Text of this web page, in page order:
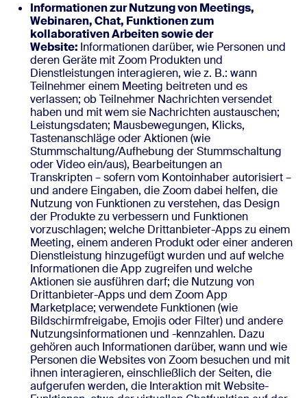
Informationen zur Nutzung von Meetings,
Webinaren, Chat, Funktionen zum
kollaborativen Arbeiten sowie der
Website: Informationen darüber, wie Personen und
deren Geräte mit Zoom Produkten und
Dienstleistungen interagieren, wie z. B.: wann
Teilnehmer einem Meeting beitreten und es
verlassen; ob Teilnehmer Nachrichten versendet
haben und mit wem sie Nachrichten austauschen;
Leistungsdaten; Mausbewegungen, Klicks,
Tastenanschläge oder Aktionen (wie
Stummschaltung/Aufhebung der Stummschaltung
oder Video ein/aus), Bearbeitungen an
Transkripten – sofern vom Kontoinhaber autorisiert –
und andere Eingaben, die Zoom dabei helfen, die
Nutzung von Funktionen zu verstehen, das Design
der Produkte zu verbessern und Funktionen
vorzuschlagen; welche Drittanbieter-Apps zu einem
Meeting, einem anderen Produkt oder einer anderen
Dienstleistung hinzugefügt wurden und auf welche
Informationen die App zugreifen und welche
Aktionen sie ausführen darf; die Nutzung von
Drittanbieter-Apps und dem Zoom App
Marketplace; verwendete Funktionen (wie
Bildschirmfreigabe, Emojis oder Filter) und andere
Nutzungsinformationen und -kennzahlen. Dazu
gehören auch Informationen darüber, wann und wie
Personen die Websites von Zoom besuchen und mit
ihnen interagieren, einschließlich der Seiten, die
aufgerufen werden, die Interaktion mit Website-